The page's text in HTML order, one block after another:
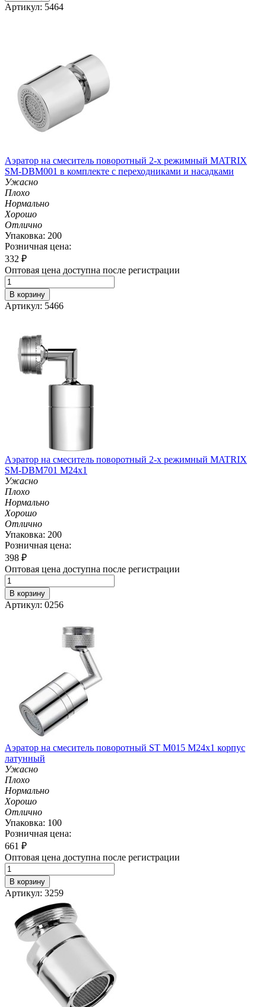
Артикул: 5464
Аэратор на смеситель поворотный 2-х режимный MATRIX
SM-DBM001 в комплекте с переходниками и насадками
Ужасно
Плохо
Нормально
Хорошо
Отлично
Упаковка: 200
Розничная цена:
332 ₽
Оптовая цена доступна после регистрации
В корзину
Артикул: 5466
Аэратор на смеситель поворотный 2-х режимный MATRIX
SM-DBM701 M24х1
Ужасно
Плохо
Нормально
Хорошо
Отлично
Упаковка: 200
Розничная цена:
398 ₽
Оптовая цена доступна после регистрации
В корзину
Артикул: 0256
Аэратор на смеситель поворотный ST M015 M24х1 корпус
латунный
Ужасно
Плохо
Нормально
Хорошо
Отлично
Упаковка: 100
Розничная цена:
661 ₽
Оптовая цена доступна после регистрации
В корзину
Артикул: 3259